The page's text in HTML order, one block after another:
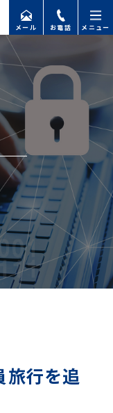
メール お電話 メニュー
旅行を追